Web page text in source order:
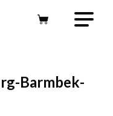
Barmbek-